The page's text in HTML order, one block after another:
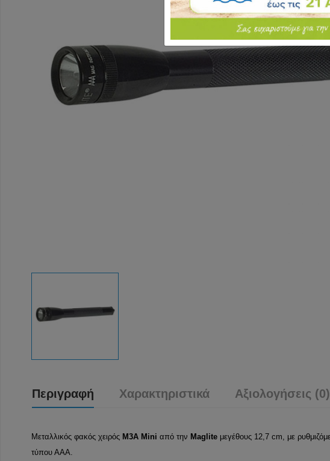
Περιγραφή Χαρακτηριστικά Αξιολογήσεις (0)
Μεταλλικός φακός χειρός M3A Mini από την Maglite μεγέθους 12,7 cm, με
τύπου ΑΑΑ.